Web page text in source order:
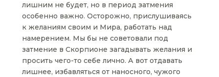
лишним не будет, но в период затмения
особенно важно. Осторожно, прислушиваясь
к желаниям своим и Мира, работать над
намерением. Мы бы не советовали под
затмение в Скорпионе загадывать желания и
просить чего-то себе лично. А вот отдавать
лишнее, избавляться от наносного, чужого